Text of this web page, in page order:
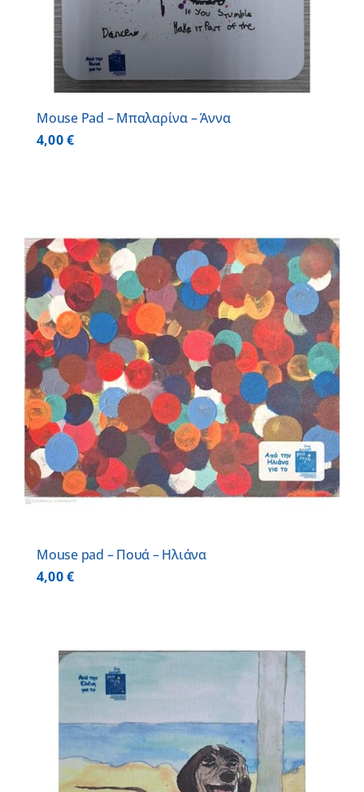
Mouse Pad – Μπαλαρίνα – Άννα
4,00€
Mouse pad – Πουά – Ηλιάνα
4,00€